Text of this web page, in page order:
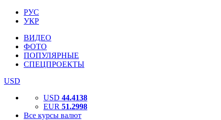
РУС
УКР
ВИДЕО
ФОТО
ПОПУЛЯРНЫЕ
СПЕЦПРОЕКТЫ
USD
USD 44.4138
EUR 51.2998
Все курсы валют